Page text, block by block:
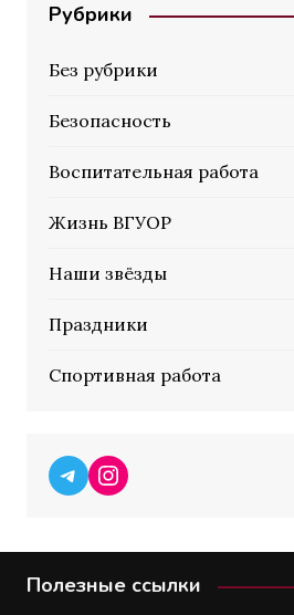
Рубрики
Без рубрики
Безопасность
Воспитательная работа
Жизнь ВГУОР
Наши звёзды
Праздники
Спортивная работа
Telegram
Instagram
Полезные ссылки